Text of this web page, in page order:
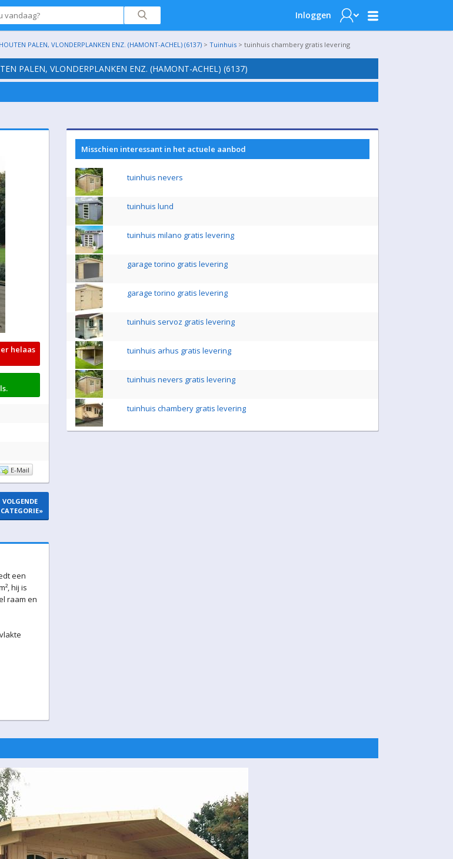
Inloggen
PALEN, VLONDERPLANKEN ENZ. (HAMONT-ACHEL) (6137) > Tuinhuis > tuinhuis chambery gratis levering
PALEN, VLONDERPLANKEN ENZ. (HAMONT-ACHEL) (6137)
helaas
E-Mail
VOLGENDE
CATEGORIE»
een
hij is
raam en
Misschien interessant in het actuele aanbod
tuinhuis nevers
tuinhuis lund
tuinhuis milano gratis levering
garage torino gratis levering
garage torino gratis levering
tuinhuis servoz gratis levering
tuinhuis arhus gratis levering
tuinhuis nevers gratis levering
tuinhuis chambery gratis levering